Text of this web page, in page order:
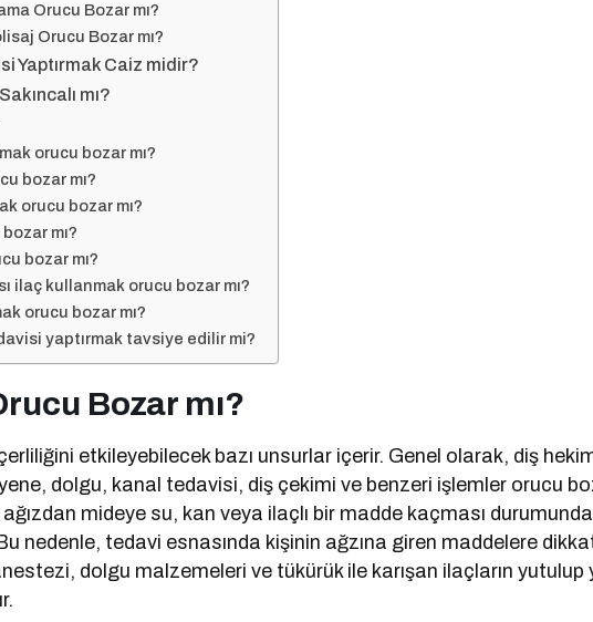
Orucu Bozar mı?
Orucu Bozar mı?
Yaptırmak Caiz midir?
mı?
orucu bozar mı?
bozar mı?
orucu bozar mı?
mı?
bozar mı?
ilaç kullanmak orucu bozar mı?
orucu bozar mı?
yaptırmak tavsiye edilir mi?
Bozar mı?
etkileyebilecek bazı unsurlar içerir. Genel olarak, diş
dolgu, kanal tedavisi, diş çekimi ve benzeri işlemler orucu
mideye su, kan veya ilaçlı bir madde kaçması
nedenle, tedavi esnasında kişinin ağzına giren maddelere
dolgu malzemeleri ve tükürük ile karışan ilaçların yutulup